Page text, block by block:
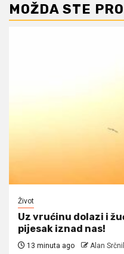
MOŽDA STE
Život
Uz vrućinu dolazi i
pijesak iznad nas!
13 minuta ago Alan